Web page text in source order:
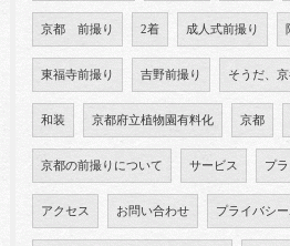
京都 前撮り 2着 成人式前撮り
東福寺前撮り 吉野前撮り そうだ、京
和装 京都府立植物園有料化 京都
京都の前撮りについて サービス プ
アクセス お問い合わせ プライバシ